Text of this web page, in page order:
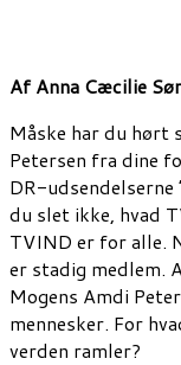
Af Anna Cæcilie
Måske har du hørt
Petersen fra dine
DR-udsendelserne
du slet ikke, hvad
TVIND er for alle.
er stadig medlem.
Mogens Amdi
mennesker. For
verden ramler?